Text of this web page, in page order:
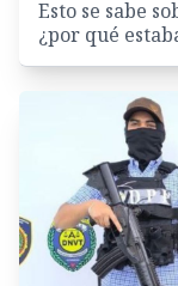
Esto se sabe
¿por qué